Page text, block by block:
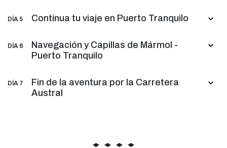
DÍA 5 Continua tu viaje en Puerto Tranquilo
DÍA 6
Navegación y Capillas de Mármol -
Puerto Tranquilo
DÍA 7
Fin de la aventura por la Carretera
Austral